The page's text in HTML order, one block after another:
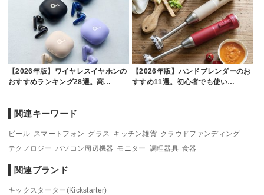
【2026年版】ワイヤレスイヤホンの
おすすめランキング28選。高…
【2026年版】ハンドブレンダーのお
すすめ11選。初心者でも使い…
関連キーワード
ビール スマートフォン グラス キッチン雑貨 クラウドファンディング
テクノロジー パソコン周辺機器 モニター 調理器具 食器
関連ブランド
キックスターター(Kickstarter)